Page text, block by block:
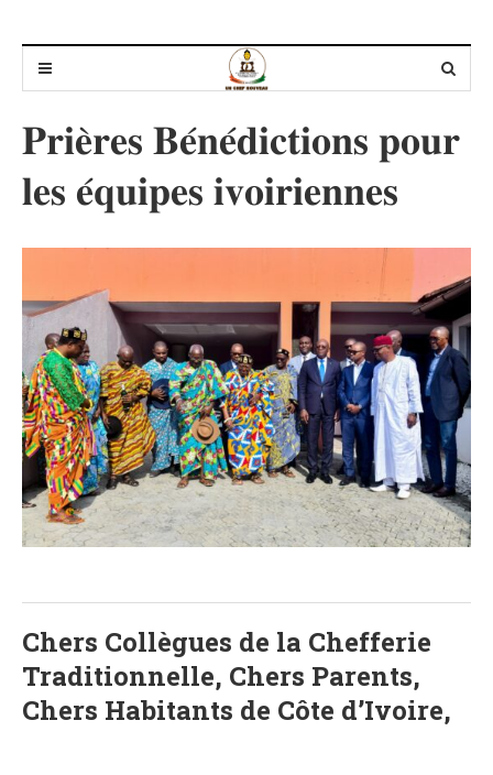
𝐏𝐫𝐢𝐞̀𝐫𝐞𝐬 𝐁𝐞́𝐧𝐞́𝐝𝐢𝐜𝐭𝐢𝐨𝐧𝐬 𝐩𝐨𝐮𝐫
𝐥𝐞𝐬 𝐞́𝐪𝐮𝐢𝐩𝐞𝐬 𝐢𝐯𝐨𝐢𝐫𝐢𝐞𝐧𝐧𝐞𝐬
Chers Collègues de la Chefferie
Traditionnelle, Chers Parents,
Chers Habitants de Côte d’Ivoire,